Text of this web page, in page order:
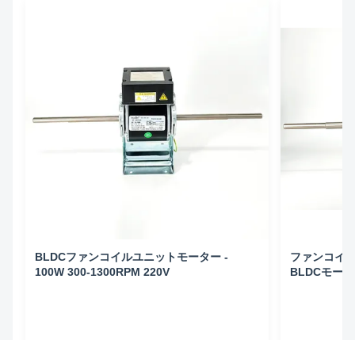
BLDCファンコイルユニットモーター -
100W 300-1300RPM 220V
ファンコイ
BLDCモー